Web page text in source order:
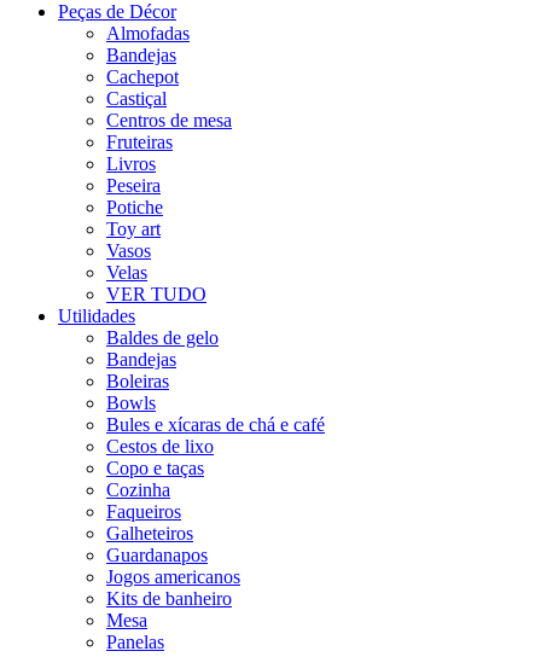
Peças de Décor
Almofadas
Bandejas
Cachepot
Castiçal
Centros de mesa
Fruteiras
Livros
Peseira
Potiche
Toy art
Vasos
Velas
VER TUDO
Utilidades
Baldes de gelo
Bandejas
Boleiras
Bowls
Bules e xícaras de chá e café
Cestos de lixo
Copo e taças
Cozinha
Faqueiros
Galheteiros
Guardanapos
Jogos americanos
Kits de banheiro
Mesa
Panelas